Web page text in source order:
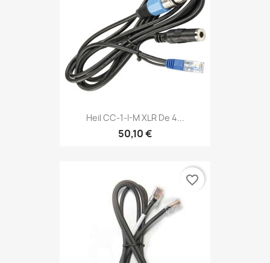
Heil CC-1-I-M XLR De 4...
50,10 €
favorite_border